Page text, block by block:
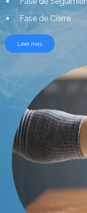
Fase de Cierre
Leer más